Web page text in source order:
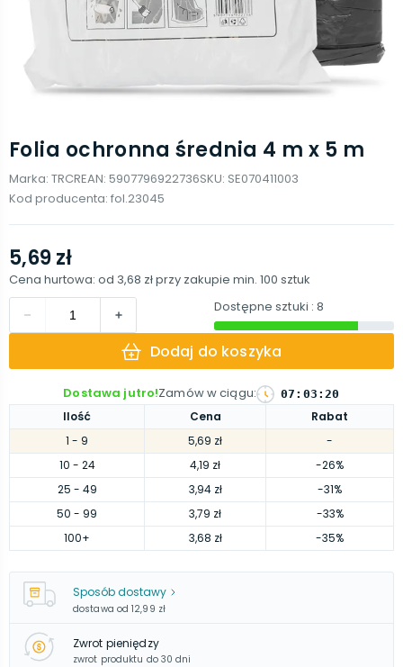
Folia ochronna średnia 4 m x 5 m
Marka: TRCREAN: 5907796922736SKU: SE070411003
Kod producenta: fol.23045
Ilość Cena
Rabat
1 - 9 5,69 zł
-
10 - 24 4,19 zł
-26%
25 - 49 3,94 zł
-31%
50 - 99 3,79 zł
-33%
100+ 3,68 zł -35%
5,69 zł
Cena hurtowa: od 3,68 złprzy zakupie min. 100 sztuk
Dostępne sztuki : 8
Dodaj do koszyka
Dostawa jutro!Zamów w ciągu: 07 : 03 :19
Sposób dostawy
dostawa od 12,99 zł
Zwrot pieniędzy
zwrot produktu do 30 dni